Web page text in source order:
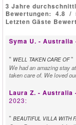
3 Jahre
Bewertungen: 4.8 /
Letzten Gäste
Syma U. - Australia
" WELL TAKEN CARE OF"
We had an amazing stay
taken care of. We loved
Laura Z. - Australia
2023:
" BEAUTIFUL VILLA WITH